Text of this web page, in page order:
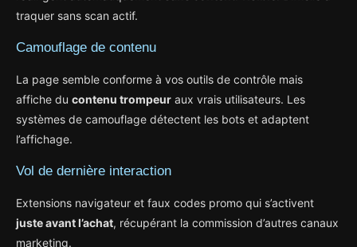
traquer sans scan actif.
Camouflage de contenu
La page semble conforme à vos outils de contrôle mais
affiche du contenu trompeur aux vrais utilisateurs. Les
systèmes de camouflage détectent les bots et adaptent
l’affichage.
Vol de dernière interaction
Extensions navigateur et faux codes promo qui s’activent
juste avant l’achat, récupérant la commission d’autres canaux
marketing.